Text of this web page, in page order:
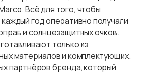
Всё для того, чтобы
год оперативно получали
и солнцезащитных очков.
только из
материалов и комплектующих.
партнёров бренда, который